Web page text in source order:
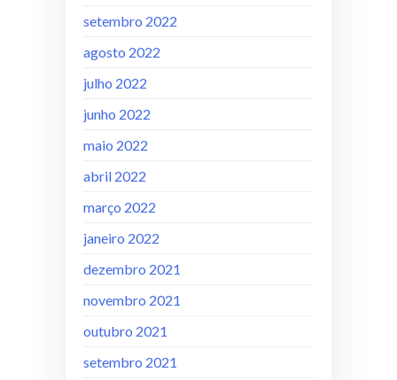
setembro 2022
agosto 2022
julho 2022
junho 2022
maio 2022
abril 2022
março 2022
janeiro 2022
dezembro 2021
novembro 2021
outubro 2021
setembro 2021